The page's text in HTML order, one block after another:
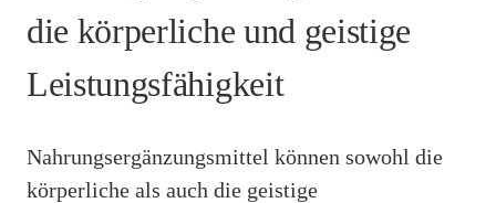
die körperliche und geistige
Leistungsfähigkeit
Nahrungsergänzungsmittel können sowohl die
körperliche als auch die geistige